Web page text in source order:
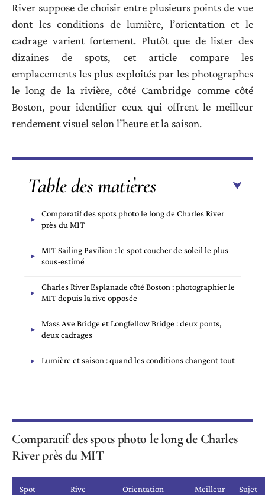
River suppose de choisir entre plusieurs points de vue
dont les conditions de lumière, l’orientation et le
cadrage varient fortement. Plutôt que de lister des
dizaines de spots, cet article compare les
emplacements les plus exploités par les photographes
le long de la rivière, côté Cambridge comme côté
Boston, pour identifier ceux qui offrent le meilleur
rendement visuel selon l’heure et la saison.
Table des matières
Comparatif des spots photo le long de Charles River
près du MIT
MIT Sailing Pavilion : le spot coucher de soleil le plus
sous-estimé
Charles River Esplanade côté Boston : photographier le
MIT depuis la rive opposée
Mass Ave Bridge et Longfellow Bridge : deux ponts,
deux cadrages
Lumière et saison : quand les conditions changent tout
Comparatif des spots photo le long de Charles
River près du MIT
Spot Rive Orientation
Meilleur
Sujet